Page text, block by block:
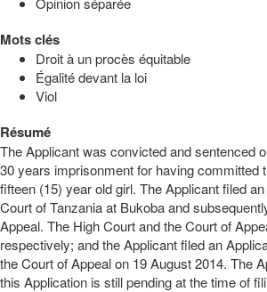
Mots clés
Droit à un procès équitable
Égalité devant la loi
Viol
Résumé
The Applicant was convicted and sentenced
30 years imprisonment for having committed
fifteen (15) year old girl. The Applicant filed
Court of Tanzania at Bukoba and
Appeal. The High Court and the Court of
respectively; and the Applicant filed an
the Court of Appeal on 19 August 2014. The
this Application is still pending at the time of